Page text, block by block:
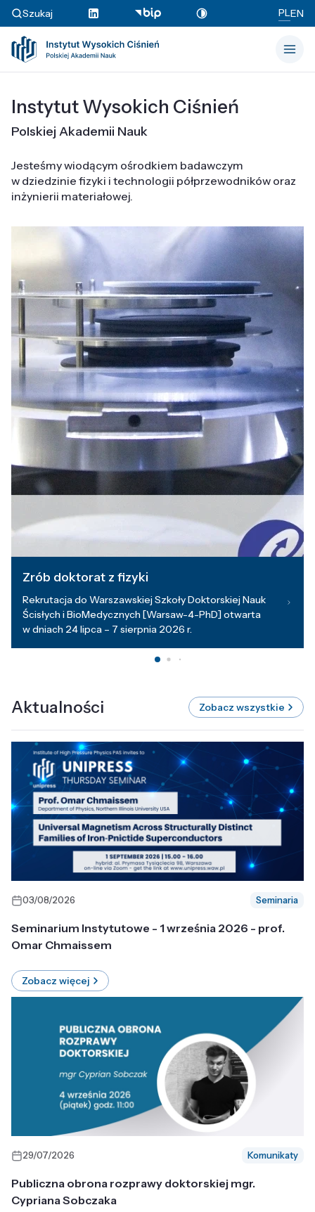
Szukaj PLEN
Instytut Wysokich Ciśnień
Polskiej Akademii Nauk
Jesteśmy wiodącym ośrodkiem badawczym
w dziedzinie fizyki i technologii półprzewodników oraz
inżynierii materiałowej.
Zrób doktorat z fizyki
Rekrutacja do Warszawskiej Szkoły Doktorskiej Nauk
Ścisłych i BioMedycznych [Warsaw-4-PhD] otwarta
w dniach 24 lipca – 7 sierpnia 2026 r.
Aktualności Zobacz wszystkie
03/08/2026 Seminaria
Seminarium Instytutowe - 1 września 2026 - prof.
Omar Chmaissem
Zobacz więcej
29/07/2026 Komunikaty
Publiczna obrona rozprawy doktorskiej mgr.
Cypriana Sobczaka